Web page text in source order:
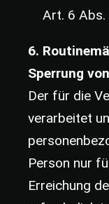
Art. 6 Abs.
6.
Sperrung
Der für die
verarbeitet
Person nur
Erreichung